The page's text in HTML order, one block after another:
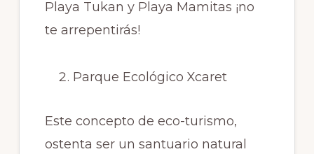
Playa Tukan y Playa Mamitas ¡no
te arrepentirás!
Parque Ecológico Xcaret
Este concepto de eco-turismo,
ostenta ser un santuario natural